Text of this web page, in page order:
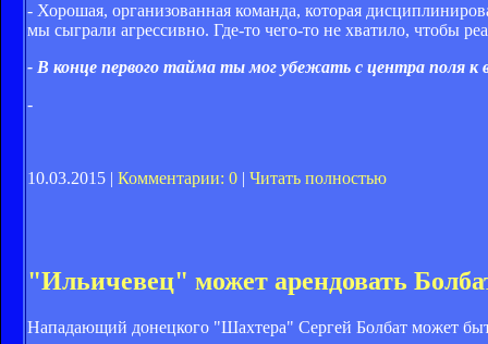
- Хорошая, организованная команда, которая
мы сыграли агрессивно. Где-то чего-то не хватило, чтобы
- В конце первого тайма ты мог убежать с центра поля к
-
10.03.2015 | Комментарии: 0 | Читать полностью
"Ильичевец" может арендовать
Нападающий донецкого "Шахтера" Сергей Болбат может